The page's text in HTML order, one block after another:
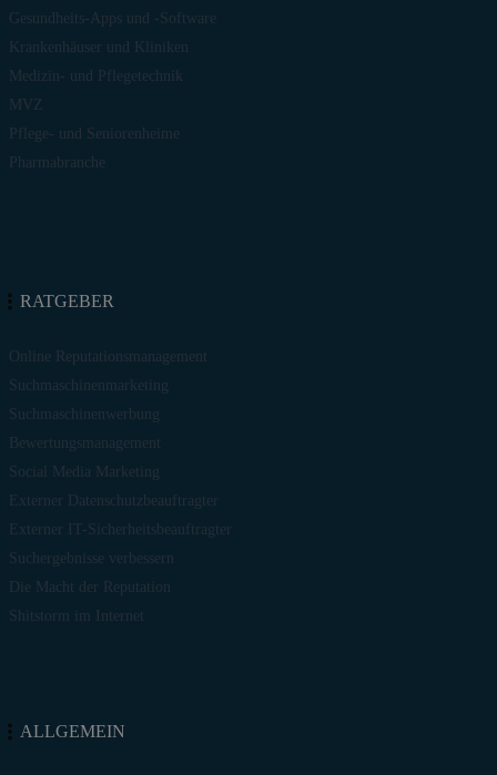
Gesundheits-Apps und -Software
Krankenhäuser und Kliniken
Medizin- und Pflegetechnik
MVZ
Pflege- und Seniorenheime
Pharmabranche
RATGEBER
Online Reputationsmanagement
Suchmaschinenmarketing
Suchmaschinenwerbung
Bewertungsmanagement
Social Media Marketing
Externer Datenschutzbeauftragter
Externer IT-Sicherheitsbeauftragter
Suchergebnisse verbessern
Die Macht der Reputation
Shitstorm im Internet
ALLGEMEIN